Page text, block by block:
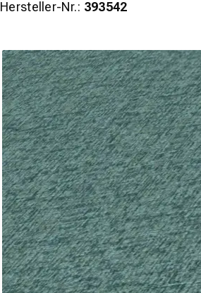
Hersteller-Nr.: 393542